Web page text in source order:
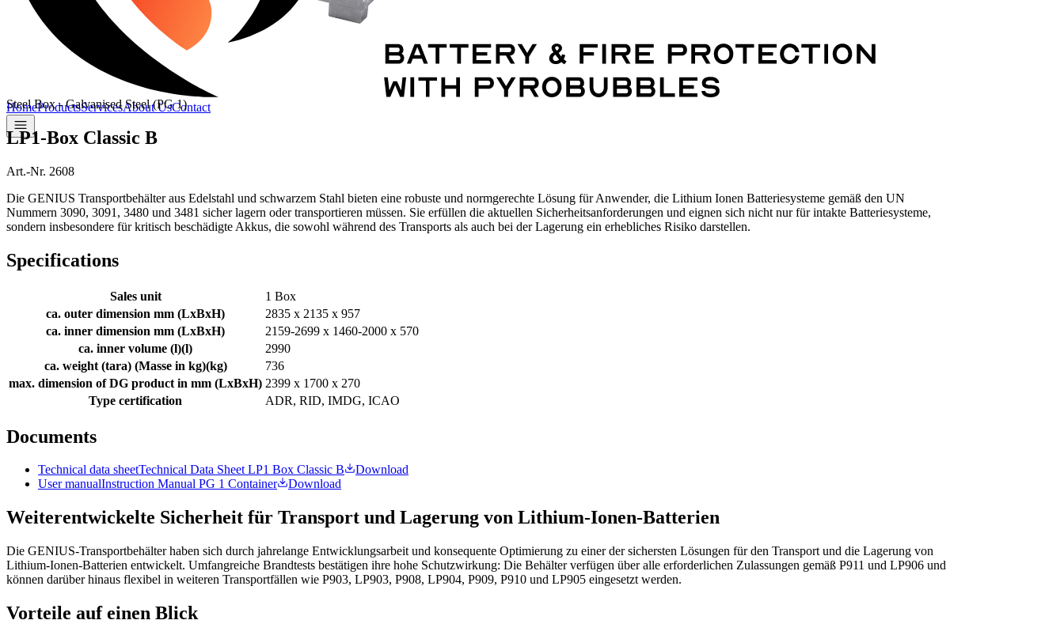
HomeProductsServicesAbout UsContact
Steel Box - Galvanised Steel (PG 1)
LP1-Box Classic B
Art.-Nr. 2608
Die GENIUS Transportbehälter aus Edelstahl und schwarzem Stahl bieten eine robuste und normgerechte Lösung für Anwender, die Lithium Ionen Batteriesysteme gemäß den UN
Nummern 3090, 3091, 3480 und 3481 sicher lagern oder transportieren müssen. Sie erfüllen die aktuellen Sicherheitsanforderungen und eignen sich nicht nur für intakte Batteriesysteme,
sondern insbesondere für kritisch beschädigte Akkus, die sowohl während des Transports als auch bei der Lagerung ein erhebliches Risiko darstellen.
Specifications
Sales unit
1 Box
ca. outer dimension mm (LxBxH)
2835 x 2135 x 957
ca. inner dimension mm (LxBxH)
2159-2699 x 1460-2000 x 570
ca. inner volume (l)(l)
2990
ca. weight (tara) (Masse in kg)(kg)
736
max. dimension of DG product in mm (LxBxH) 2399 x 1700 x 270
Type certification
ADR, RID, IMDG, ICAO
Documents
Technical data sheetTechnical Data Sheet LP1 Box Classic B
Download
User manualInstruction Manual PG 1 Container Download
Weiterentwickelte Sicherheit für Transport und Lagerung von Lithium‑Ionen‑Batterien
Die GENIUS‑Transportbehälter haben sich durch jahrelange Entwicklungsarbeit und konsequente Optimierung zu einer der sichersten Lösungen für den Transport und die Lagerung von
Lithium‑Ionen‑Batterien entwickelt. Umfangreiche Brandtests bestätigen ihre hohe Schutzwirkung: Die Behälter verfügen über alle erforderlichen Zulassungen gemäß P911 und LP906 und
können darüber hinaus flexibel in weiteren Transportfällen wie P903, LP903, P908, LP904, P909, P910 und LP905 eingesetzt werden.
Vorteile auf einen Blick